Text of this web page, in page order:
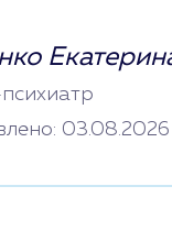
03.08.2026